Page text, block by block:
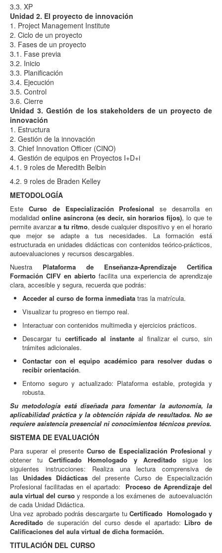
3.3. XP
Unidad 2. El proyecto de innovación
1. Project Management Institute
2. Ciclo de un proyecto
3. Fases de un proyecto
3.1. Fase previa
3.2. Inicio
3.3. Planificación
3.4. Ejecución
3.5. Control
3.6. Cierre
Unidad 3. Gestión de los stakeholders de un proyecto de
innovación
1. Estructura
2. Gestión de la innovación
3. Chief Innovation Officer (CINO)
4. Gestión de equipos en Proyectos I+D+i
4.1. 9 roles de Meredith Belbin
4.2. 9 roles de Braden Kelley
METODOLOGÍA
Este Curso de Especialización Profesional se desarrolla en
modalidad online asíncrona (es decir, sin horarios fijos), lo que te
permite avanzara tu ritmo, desde cualquier dispositivo y en el horario
que mejor se adapte a tus necesidades. La formación está
estructurada en unidades didácticas con contenidos teórico-prácticos,
autoevaluaciones y recursos descargables.
Nuestra Plataforma de Enseñanza-Aprendizaje Certifica
Formación CIFV en abierto facilita una experiencia de aprendizaje
clara, accesible y segura, recuerda que podrás:
Acceder al curso de forma inmediata tras la matrícula.
Visualizar tu progreso en tiempo real.
Interactuar con contenidos multimedia y ejercicios prácticos.
Descargar tu certificado al instante al finalizar el curso, sin
trámites adicionales.
Contactar con el equipo académico para resolver dudas o
recibir orientación.
Entorno seguro y actualizado: Plataforma estable, protegida y
robusta.
Su metodología está diseñada para fomentar la autonomía, la
aplicabilidad práctica y la obtención rápida de resultados. No se
requiere asistencia presencial ni conocimientos técnicos previos.
SISTEMA DE EVALUACIÓN
Para superar el presente Curso de Especialización Profesional y
obtener tu Certificado Homologado y Acreditado sigue los
siguientes instrucciones: Realiza una lectura comprensiva de
las Unidades Didácticas del presente Curso de Especialización
Profesional facilitadas en el apartado:
Proceso de Aprendizaje del
aula virtual del curso y responde a los exámenes de autoevaluación
de cada Unidad Didáctica.
Una vez aprobado podrás descargarte tu Certificado Homologado y
Acreditado de superación del curso desde el apartado: Libro de
Calificaciones del aula virtual de dicha formación.
TITULACIÓN DEL CURSO